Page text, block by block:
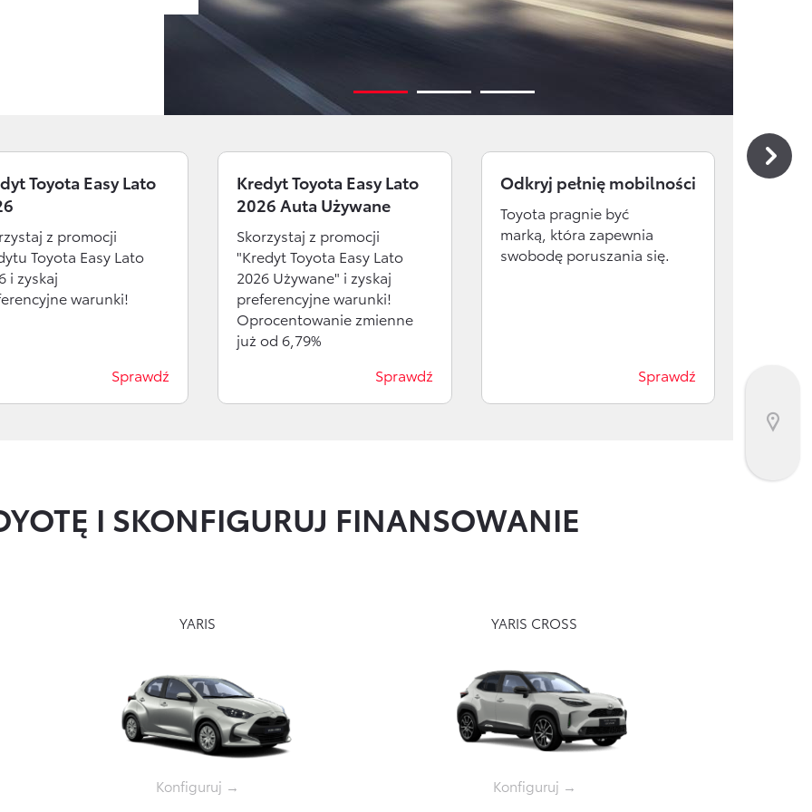
Formularz kontaktowy
Toyota Easy Lato
z promocji
Toyota Easy Lato
i zyskaj
warunki!
Sprawdź
Kredyt Toyota Easy Lato
2026 Auta Używane
Skorzystaj z promocji
"Kredyt Toyota Easy Lato
2026 Używane" i zyskaj
preferencyjne warunki!
Oprocentowanie zmienne
już od 6,79%
Sprawdź
Odkryj pełnię mobilności
Toyota pragnie być
marką, która zapewnia
swobodę poruszania się.
Sprawdź
I SKONFIGURUJ FINANSOWANIE
YARIS
Konfiguruj →
YARIS CROSS
Konfiguruj →